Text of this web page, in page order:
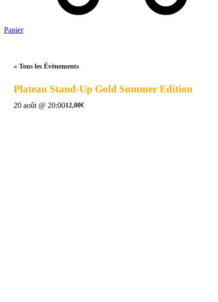
Panier
« Tous les Évènements
Plateau Stand-Up Gold Summer Edition
20 août @ 20:0012,00€